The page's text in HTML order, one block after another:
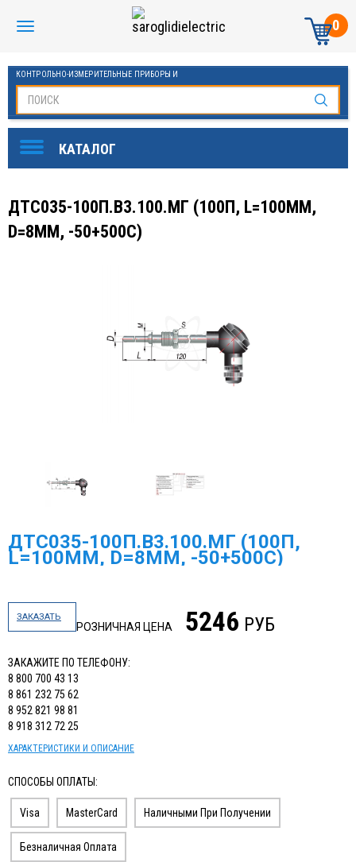
0
КОНТРОЛЬНО-ИЗМЕРИТЕЛЬНЫЕ ПРИБОРЫ И
ДТС035-100П.В3.100.МГ (100П, L=100ММ,
D=8ММ, -50+500С)
ДТС035-100П.В3.100.МГ (100П,
L=100ММ, D=8ММ, -50+500С)
ЗАКАЗАТЬ
РОЗНИЧНАЯ ЦЕНА 5246 РУБ
ЗАКАЖИТЕ ПО ТЕЛЕФОНУ:
8 800 700 43 13
8 861 232 75 62
8 952 821 98 81
8 918 312 72 25
ХАРАКТЕРИСТИКИ И ОПИСАНИЕ
СПОСОБЫ ОПЛАТЫ:
Visa MasterCard Наличными При Получении
Безналичная Оплата